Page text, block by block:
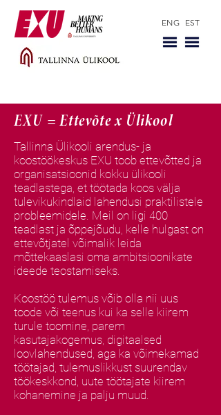
ENG EST
EXU = Ettevõte x Ülikool
Tallinna Ülikooli arendus- ja
koostöökeskus EXU toob ettevõtted ja
organisatsioonid kokku ülikooli
teadlastega, et töötada koos välja
tulevikukindlaid lahendusi praktilistele
probleemidele. Meil on ligi 400
teadlast ja õppejõudu, kelle hulgast on
ettevõtjatel võimalik leida
mõttekaaslasi oma ambitsioonikate
ideede teostamiseks.
Koostöö tulemus võib olla nii uus
toode või teenus kui ka selle kiirem
turule toomine, parem
kasutajakogemus, digitaalsed
loovlahendused, aga ka võimekamad
töötajad, tulemuslikkust suurendav
töökeskkond, uute töötajate kiirem
kohanemine ja palju muud. ​